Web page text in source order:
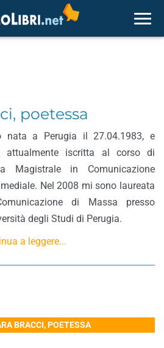
poetessa
nata a Perugia il 27.04.1983, e
attualmente iscritta al corso di
Magistrale in Comunicazione
Nel 2008 mi sono laureata
di Massa presso
degli Studi di Perugia.
a leggere...
BRACCI, POETESSA